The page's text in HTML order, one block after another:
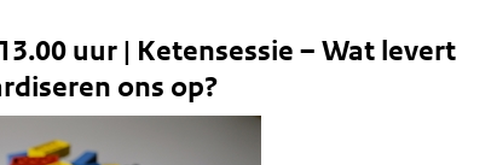
uur | Ketensessie – Wat levert
ons op?